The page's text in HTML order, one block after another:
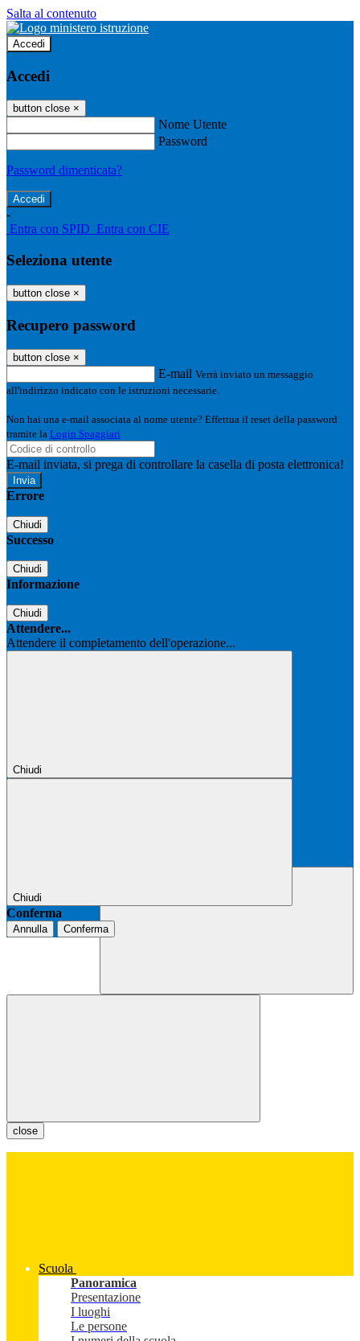
Salta al contenuto
Accedi
Accedi
button close ×
Nome Utente
Password
Password dimenticata?
-
Entra con SPID Entra con CIE
Seleziona utente
button close ×
Recupero password
button close ×
E-mail Verrà inviato un messaggio
all'indirizzo indicato con le istruzioni necessarie.
Non hai una e-mail associata al nome utente? Effettua il reset della password
tramite la Login Spaggiari
E-mail inviata, si prega di controllare la casella di posta elettronica!
Errore
Chiudi
Successo
Chiudi
Informazione
Chiudi
Attendere...
Attendere il completamento dell'operazione...
Chiudi
Chiudi
Conferma
Annulla Conferma
close
Scuola
Panoramica
Presentazione
I luoghi
Le persone